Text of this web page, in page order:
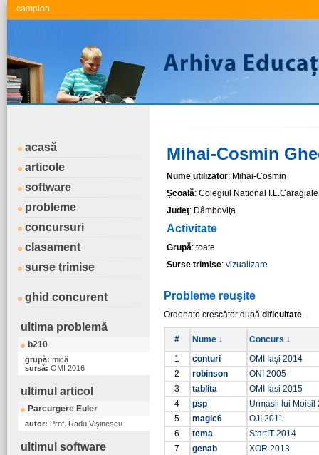
.campion
acasă
articole
software
probleme
concursuri
clasament
surse trimise
ghid concurent
ultima problemă
b210
grupă: mică
sursă: OMI 2016
ultimul articol
Parcurgere Euler
autor: Prof. Radu Vişinescu
ultimul software
Mihai-Cosmin
Nume utilizator: Mihai-Cosmin
Școală: Colegiul National
Judeţ: Dâmboviţa
Activitate
Grupă: toate
Surse trimise: vizualizare
Probleme reuşite
Ordonate crescător după dificultate.
# Nume ↓
Concurs ↓
1
conturi
OMI Iaşi 2014
2
robinson
ONI 2005
3
tablita
OMI Iasi 2015
4
psp
Urmasii lui Moisil
5
magic6
OJI 2011
6
tema
StartIT 2014
7
genab
XOR 2013